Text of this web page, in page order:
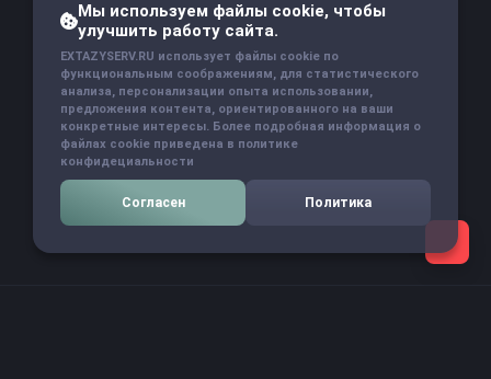
Мы используем файлы cookie, чтобы
улучшить работу сайта.
EXTAZYSERV.RU использует файлы cookie по
функциональным соображениям, для статистического
анализа, персонализации опыта использовании,
предложения контента, ориентированного на ваши
конкретные интересы. Более подробная информация о
файлах cookie приведена в политике
конфидециальности
Согласен Политика